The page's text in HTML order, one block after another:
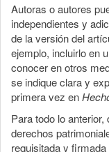
Autoras o autores
independientes y
de la versión del
ejemplo, incluirlo en
conocer en otros
se indique clara y
primera vez en
Para todo lo
derechos
requisitada y